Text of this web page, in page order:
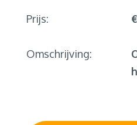
Prijs:
Omschrijving: